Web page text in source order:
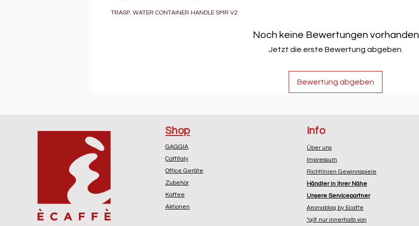
TRASP. WATER CONTAINER HANDLE SMR V2
Noch keine Bewertungen vorhanden
Jetzt die erste Bewertung abgeben.
Bewertung abgeben
Shop
GAGGIA
Caffitaly
Office Geräte
Zubehör
Kaffee
Aktionen
Info
Über uns
Impressum
Richtlinien Gewinnspiele
Händler in Ihrer Nähe
Unsere Servicepartner
Aromablog by Ecaffe
*gilt nur innerhalb von